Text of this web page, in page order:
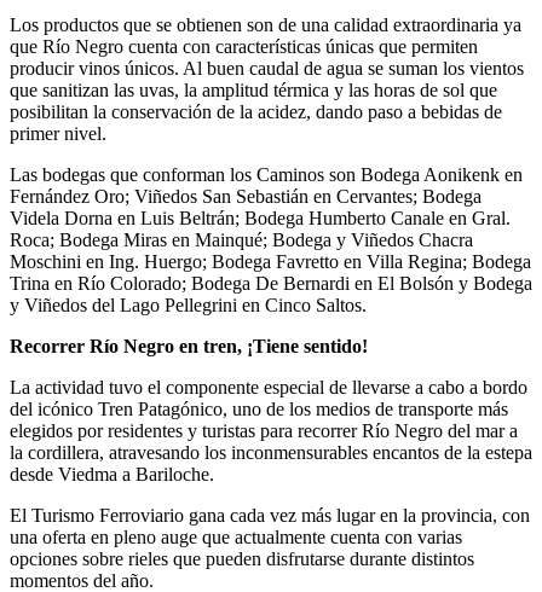
Los productos que se obtienen son de una calidad extraordinaria ya
que Río Negro cuenta con características únicas que permiten
producir vinos únicos. Al buen caudal de agua se suman los vientos
que sanitizan las uvas, la amplitud térmica y las horas de sol que
posibilitan la conservación de la acidez, dando paso a bebidas de
primer nivel.
Las bodegas que conforman los Caminos son Bodega Aonikenk en
Fernández Oro; Viñedos San Sebastián en Cervantes; Bodega
Videla Dorna en Luis Beltrán; Bodega Humberto Canale en Gral.
Roca; Bodega Miras en Mainqué; Bodega y Viñedos Chacra
Moschini en Ing. Huergo; Bodega Favretto en Villa Regina; Bodega
Trina en Río Colorado; Bodega De Bernardi en El Bolsón y Bodega
y Viñedos del Lago Pellegrini en Cinco Saltos.
Recorrer Río Negro en tren, ¡Tiene sentido!
La actividad tuvo el componente especial de llevarse a cabo a bordo
del icónico Tren Patagónico, uno de los medios de transporte más
elegidos por residentes y turistas para recorrer Río Negro del mar a
la cordillera, atravesando los inconmensurables encantos de la estepa
desde Viedma a Bariloche.
El Turismo Ferroviario gana cada vez más lugar en la provincia, con
una oferta en pleno auge que actualmente cuenta con varias
opciones sobre rieles que pueden disfrutarse durante distintos
momentos del año.